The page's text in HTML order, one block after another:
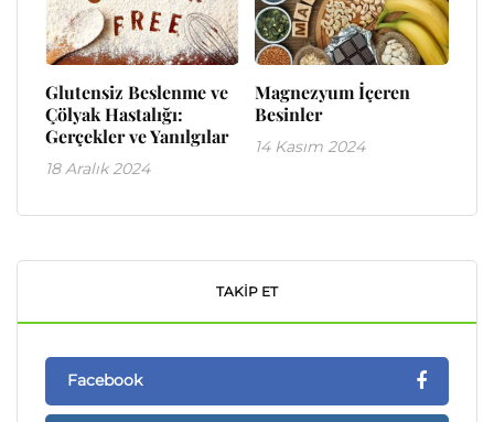
Glutensiz Beslenme ve
Çölyak Hastalığı:
Gerçekler ve Yanılgılar
18 Aralık 2024
Magnezyum İçeren
Besinler
14 Kasım 2024
TAKIP ET
Facebook